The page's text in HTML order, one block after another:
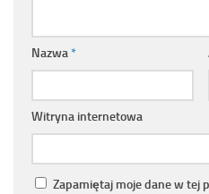
Nazwa*
Witryna internetowa
Zapamiętaj moje dane w tej